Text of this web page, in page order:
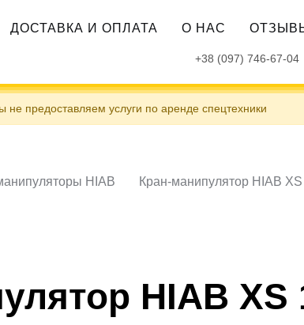
ДОСТАВКА И ОПЛАТА О НАС
+38 (097) 746-67-04
не предоставляем услуги по аренде спецтехники
HIAB Кран-манипулятор HIAB
HIAB XS